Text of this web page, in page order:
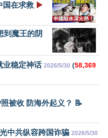
国在求救 ▶️
到魔王的阴
业稳定神话 2026/5/30 (58,369
被收 防海外起义？ 📝
中共纵容跨国诈骗 2026/5/30